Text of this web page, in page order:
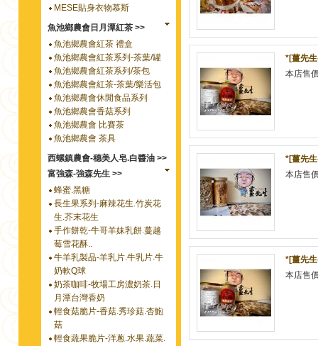
MESE貼身衣物慕斯
魚池鄉農會日月潭紅茶 >>
魚池鄉農會紅茶 禮盒
魚池鄉農會紅茶系列-茶葉/罐
魚池鄉農會紅茶系列/茶包
魚池鄉農會紅茶-茶葉/樂活包
魚池鄉農會休閒食品系列
魚池鄉農會香菇系列
魚池鄉農會 比賽茶
魚池鄉農會 茶具
西螺鎮農會-穗美人皂.白醬油 >>
富強森-強森先生 >>
蜂蜜.黑糖
長生果系列-麻辣花生.竹炭花
生.芥末花生
手作餅乾-牛哥羊妹乳餅.蔓越
莓雪花酥..
牛羊乳製品-羊乳片.牛乳片.牛
奶軟Q球
奶茶咖啡-牧場工房濃奶茶.日
月潭台灣香奶
輕食菇脆片-香菇.秀珍菇.杏鮑
菇
輕食蔬果脆片-洋蔥.水果.蔬菜.
*[薑先
本店售
*[薑先
本店售
*[薑先
本店售